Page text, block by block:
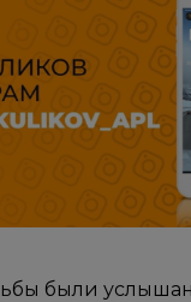
были